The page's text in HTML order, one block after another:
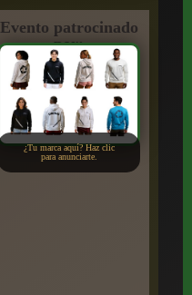
Evento patrocinado
por:
¿Tu marca aquí? Haz clic
para anunciarte.